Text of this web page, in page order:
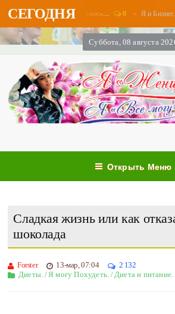
СЕГОДНЯ
в августе - «Бизнес»... 0 Я и Бизнес.
Суббота, 08 августа
Открыть Меню
Сладкая жизнь или как
шоколада
Forster 13-мар, 07:04
2 132
Диеты. /Я могу Похудеть. /Диета и питание.